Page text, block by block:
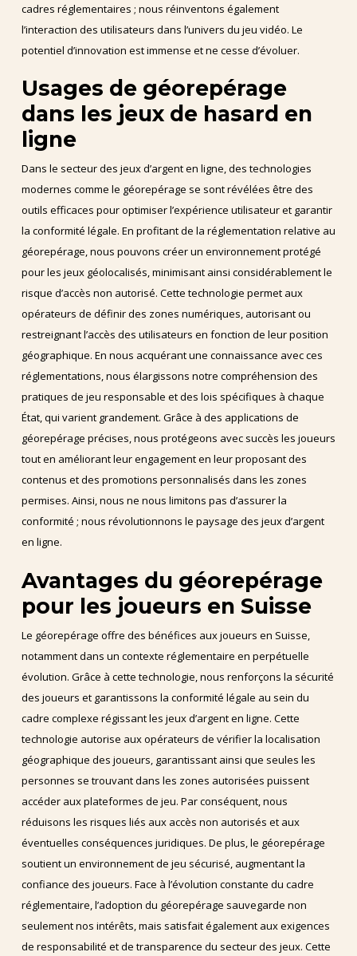
cadres réglementaires ; nous réinventons également
l’interaction des utilisateurs dans l’univers du jeu vidéo. Le
potentiel d’innovation est immense et ne cesse d’évoluer.
Usages de géorepérage
dans les jeux de hasard en
ligne
Dans le secteur des jeux d’argent en ligne, des technologies
modernes comme le géorepérage se sont révélées être des
outils efficaces pour optimiser l’expérience utilisateur et garantir
la conformité légale. En profitant de la réglementation relative au
géorepérage, nous pouvons créer un environnement protégé
pour les jeux géolocalisés, minimisant ainsi considérablement le
risque d’accès non autorisé. Cette technologie permet aux
opérateurs de définir des zones numériques, autorisant ou
restreignant l’accès des utilisateurs en fonction de leur position
géographique. En nous acquérant une connaissance avec ces
réglementations, nous élargissons notre compréhension des
pratiques de jeu responsable et des lois spécifiques à chaque
État, qui varient grandement. Grâce à des applications de
géorepérage précises, nous protégeons avec succès les joueurs
tout en améliorant leur engagement en leur proposant des
contenus et des promotions personnalisés dans les zones
permises. Ainsi, nous ne nous limitons pas d’assurer la
conformité ; nous révolutionnons le paysage des jeux d’argent
en ligne.
Avantages du géorepérage
pour les joueurs en Suisse
Le géorepérage offre des bénéfices aux joueurs en Suisse,
notamment dans un contexte réglementaire en perpétuelle
évolution. Grâce à cette technologie, nous renforçons la sécurité
des joueurs et garantissons la conformité légale au sein du
cadre complexe régissant les jeux d’argent en ligne. Cette
technologie autorise aux opérateurs de vérifier la localisation
géographique des joueurs, garantissant ainsi que seules les
personnes se trouvant dans les zones autorisées puissent
accéder aux plateformes de jeu. Par conséquent, nous
réduisons les risques liés aux accès non autorisés et aux
éventuelles conséquences juridiques. De plus, le géorepérage
soutient un environnement de jeu sécurisé, augmentant la
confiance des joueurs. Face à l’évolution constante du cadre
réglementaire, l’adoption du géorepérage sauvegarde non
seulement nos intérêts, mais satisfait également aux exigences
de responsabilité et de transparence du secteur des jeux. Cette